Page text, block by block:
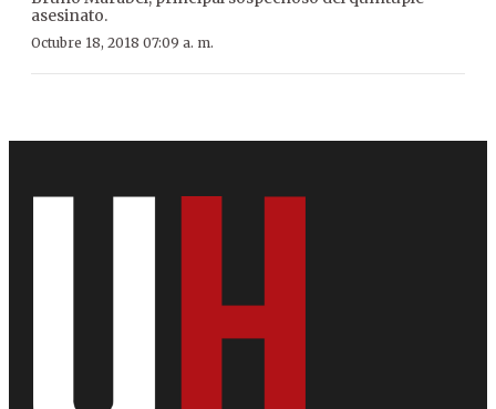
asesinato.
Octubre 18, 2018 07:09 a. m.